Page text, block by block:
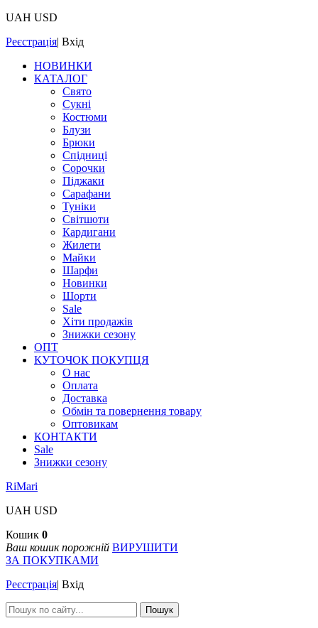
UAH USD
Реєстрація| Вхід
НОВИНКИ
КАТАЛОГ
Свято
Сукні
Костюми
Блузи
Брюки
Спідниці
Сорочки
Піджаки
Сарафани
Туніки
Світшоти
Кардигани
Жилети
Майки
Шарфи
Новинки
Шорти
Sale
Хіти продажів
Знижки сезону
ОПТ
КУТОЧОК ПОКУПЦЯ
О нас
Оплата
Доставка
Обмін та повернення товару
Оптовикам
КОНТАКТИ
Sale
Знижки сезону
RiMari
UAH USD
Кошик 0
Ваш кошик порожній ВИРУШИТИ
ЗА ПОКУПКАМИ
Реєстрація| Вхід
Пошук